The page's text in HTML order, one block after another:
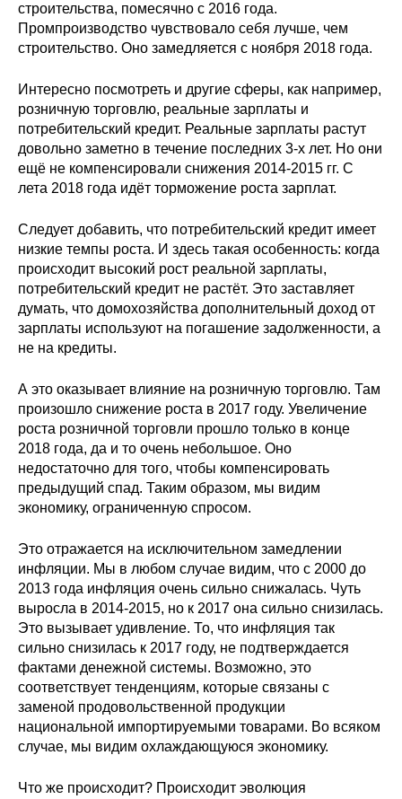
Кафедра МФТИ
Аспирантура
Об аспирантуре
Поступление
Обучение
Нормативные документы
Диссертационный совет
Материалы
Конкурсы и вакансии
Контакты
строительства, помесячно с 2016 года.
Промпроизводство чувствовало себя лучше, чем
строительство. Оно замедляется с ноября 2018 года.
Интересно посмотреть и другие сферы, как например,
розничную торговлю, реальные зарплаты и
потребительский кредит. Реальные зарплаты растут
довольно заметно в течение последних 3-х лет. Но они
ещё не компенсировали снижения 2014-2015 гг. С
лета 2018 года идёт торможение роста зарплат.
Следует добавить, что потребительский кредит имеет
низкие темпы роста. И здесь такая особенность: когда
происходит высокий рост реальной зарплаты,
потребительский кредит не растёт. Это заставляет
думать, что домохозяйства дополнительный доход от
зарплаты используют на погашение задолженности, а
не на кредиты.
А это оказывает влияние на розничную торговлю. Там
произошло снижение роста в 2017 году. Увеличение
роста розничной торговли прошло только в конце
2018 года, да и то очень небольшое. Оно
недостаточно для того, чтобы компенсировать
предыдущий спад. Таким образом, мы видим
экономику, ограниченную спросом.
Это отражается на исключительном замедлении
инфляции. Мы в любом случае видим, что с 2000 до
2013 года инфляция очень сильно снижалась. Чуть
выросла в 2014-2015, но к 2017 она сильно снизилась.
Это вызывает удивление. То, что инфляция так
сильно снизилась к 2017 году, не подтверждается
фактами денежной системы. Возможно, это
соответствует тенденциям, которые связаны с
заменой продовольственной продукции
национальной импортируемыми товарами. Во всяком
случае, мы видим охлаждающуюся экономику.
Что же происходит? Происходит эволюция